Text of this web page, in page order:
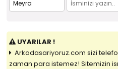
UYARILAR !
Arkadasariyoruz.com sizi
zaman para istemez! Sitemizin